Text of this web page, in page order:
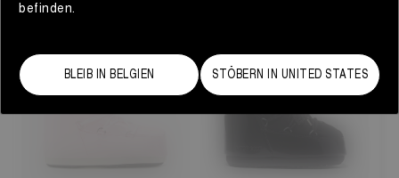
befinden.
BLEIB IN BELGIEN STÖBERN IN UNITED STATES